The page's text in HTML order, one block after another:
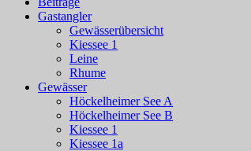
Gastangler
Gewässerübersicht
Kiessee 1
Leine
Rhume
Gewässer
Höckelheimer See A
Höckelheimer See B
Kiessee 1
Kiessee 1a